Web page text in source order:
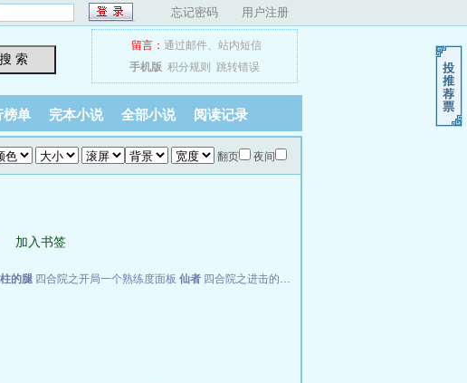
忘记密码 用户注册
搜 索
留言： 通过邮件、 站内短信
手机版 积分规则 跳转错误
榜单 完本小说 全部小说 阅读记录
翻页 夜间
加入书签
的腿 四合院之开局一个熟练度面板 仙者 四合院之进击的何雨柱